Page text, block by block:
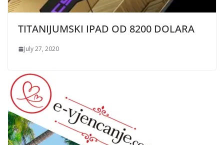
TITANIJUMSKI IPAD OD 8200 DOLARA
July 27, 2020